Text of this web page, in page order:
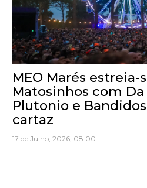
MEO Marés estreia-
Matosinhos com Da
Plutonio e
cartaz
17 de Julho, 2026, 08:00